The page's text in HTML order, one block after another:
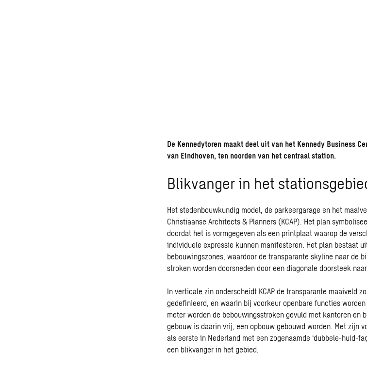
De Kennedytoren maakt deel uit van het Kennedy Business
van Eindhoven, ten noorden van het centraal station.
Blikvanger in het
Het stedenbouwkundig model, de parkeergarage en het
Christiaanse Architects & Planners (KCAP). Het plan
doordat het is vormgegeven als een printplaat waarop de
individuele expressie kunnen manifesteren. Het plan bestaat
bebouwingszones, waardoor de transparante skyline naar de
stroken worden doorsneden door een diagonale doorsteek
In verticale zin onderscheidt KCAP de transparante maaiveld
gedefinieerd, en waarin bij voorkeur openbare functies
meter worden de bebouwingsstroken gevuld met kantoren en
gebouw is daarin vrij, een opbouw gebouwd worden. Met zijn
als eerste in Nederland met een zogenaamde ‘dubbele-huid-
een blikvanger in het gebied.